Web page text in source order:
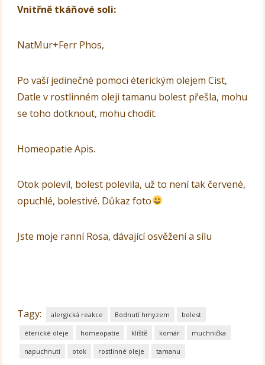
Vnitřně tkáňové soli:
NatMur+Ferr Phos,
Po vaší jedinečné pomoci éterickým olejem Cist,
Datle v rostlinném oleji tamanu bolest přešla, mohu
se toho dotknout, mohu chodit.
Homeopatie Apis.
Otok polevil, bolest polevila, už to není tak červené,
opuchlé, bolestivé. Důkaz foto
Jste moje ranní Rosa, dávající osvěžení a sílu
Tagy: alergická reakce Bodnutí hmyzem bolest
éterické oleje homeopatie klíště komár muchnička
napuchnutí otok rostlinné oleje tamanu